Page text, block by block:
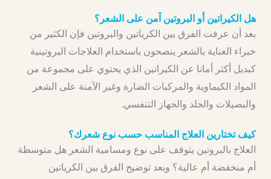
هل الكيراتين أو البروتين آمن على الشعر؟
بعد أن عرفت الفرق بين الكرياتين والبروتين فإن الكثير من
خبراء العناية بالشعر ينصحون باستخدام العلاجات البروتينية
كبديل أكثر أمانا عن الكيراتين الذي يحتوي على مجموعة من
المواد الكيماوية والمركبات الضارة وغير الآمنة على الشعر
والبصيلات والجلد والجهاز التنفسي.
كيف تختارين العلاج المناسب حسب نوع شعرك؟
العلاج بالبروتين يتوقف على نوع ومسامية الشعر هل متوسطة
أم منخفضة أم عالية؟ وبعد توضيح الفرق بين الكرياتين